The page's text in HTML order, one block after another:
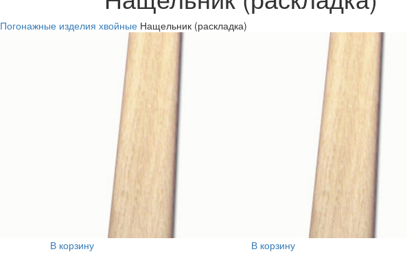
Погонажные изделия хвойные Нащельник (раскладка)
В корзину В корзину